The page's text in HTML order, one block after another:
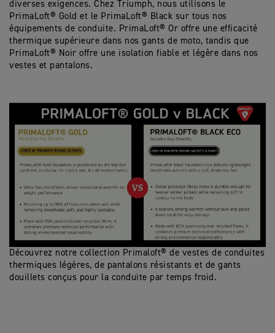
diverses exigences. Chez Triumph, nous utilisons le
PrimaLoft® Gold et le PrimaLoft® Black sur tous nos
équipements de conduite. PrimaLoft® Or offre une efficacité
thermique supérieure dans nos gants de moto, tandis que
PrimaLoft® Noir offre une isolation fiable et légère dans nos
vestes et pantalons.
Découvrez notre collection Primaloft® de vestes de conduites
thermiques légères, de pantalons résistants et de gants
douillets conçus pour la conduite par temps froid.